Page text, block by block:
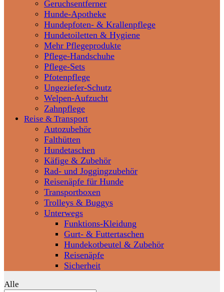
Geruchsentferner
Hunde-Apotheke
Hundepfoten- & Krallenpflege
Hundetoiletten & Hygiene
Mehr Pflegeprodukte
Pflege-Handschuhe
Pflege-Sets
Pfotenpflege
Ungeziefer-Schutz
Welpen-Aufzucht
Zahnpflege
Reise & Transport
Autozubehör
Falthütten
Hundetaschen
Käfige & Zubehör
Rad- und Joggingzubehör
Reisenäpfe für Hunde
Transportboxen
Trolleys & Buggys
Unterwegs
Funktions-Kleidung
Gurt- & Futtertaschen
Hundekotbeutel & Zubehör
Reisenäpfe
Sicherheit
Alle